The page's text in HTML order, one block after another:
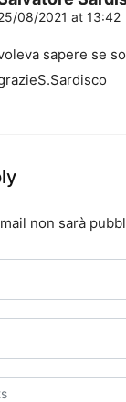
08/2021 at 13:42
sapere se
non sarà